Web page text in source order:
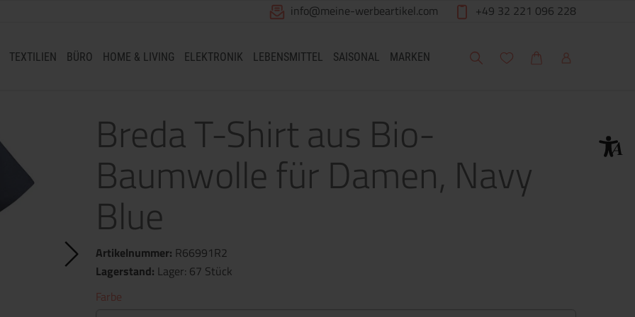
info@meine-werbeartikel.com +49 32 221 096 228
TEXTILIEN BÜRO HOME & LIVING ELEKTRONIK LEBENSMITTEL SAISONAL MARKEN Suche Meine Wunschliste
WarenkorbMein Account
Breda T-Shirt aus Bio-
Baumwolle für Damen, Navy
Blue
Artikelnummer: R66991R2
Lagerstand: Lager: 67 Stück
Farbe